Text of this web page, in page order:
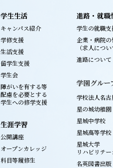
学生生活
キャンパス紹介
学修支援
生活支援
留学生支援
学生会
障がいを有する等
配慮を必要とする
学生への修学支援
生涯学習
公開講座
オープンカレッジ
科目等履修生
進路・就職
学生の就職
企業・病院
（求人につい
進路について
学園グルー
学校法人名
星の城幼稚園
星城中学校
星城高等学校
星城大学
リハビリテ
名英図書出版